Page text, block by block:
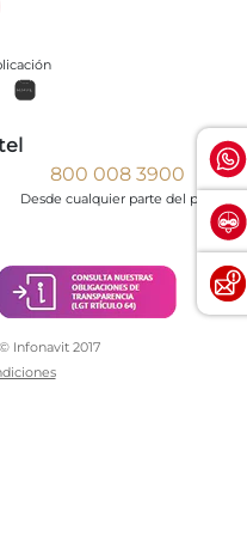
800 008 3900
Desde cualquier parte del país
Infonavit 2017